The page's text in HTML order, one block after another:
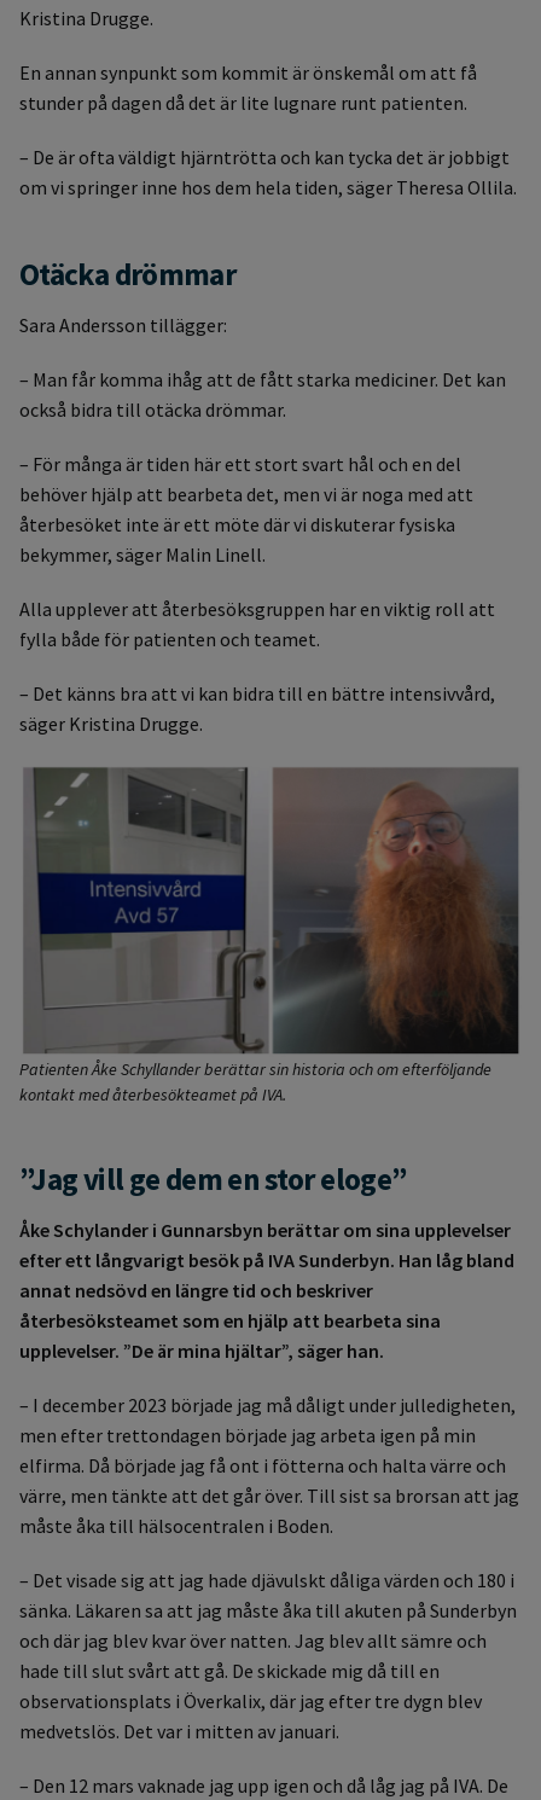
Kristina Drugge.
En annan synpunkt som kommit är önskemål om att få
stunder på dagen då det är lite lugnare runt patienten.
– De är ofta väldigt hjärntrötta och kan tycka det är jobbigt
om vi springer inne hos dem hela tiden, säger Theresa Ollila.
Otäcka drömmar
Sara Andersson tillägger:
– Man får komma ihåg att de fått starka mediciner. Det kan
också bidra till otäcka drömmar.
– För många är tiden här ett stort svart hål och en del
behöver hjälp att bearbeta det, men vi är noga med att
återbesöket inte är ett möte där vi diskuterar fysiska
bekymmer, säger Malin Linell.
Alla upplever att återbesöksgruppen har en viktig roll att
fylla både för patienten och teamet.
– Det känns bra att vi kan bidra till en bättre intensivvård,
säger Kristina Drugge.
Patienten Åke Schyllander berättar sin historia och om efterföljande
kontakt med återbesökteamet på IVA.
”Jag vill ge dem en stor eloge”
Åke Schylander i Gunnarsbyn berättar om sina upplevelser
efter ett långvarigt besök på IVA Sunderbyn. Han låg bland
annat nedsövd en längre tid och beskriver
återbesöksteamet som en hjälp att bearbeta sina
upplevelser. ”De är mina hjältar”, säger han.
– I december 2023 började jag må dåligt under julledigheten,
men efter trettondagen började jag arbeta igen på min
elfirma. Då började jag få ont i fötterna och halta värre och
värre, men tänkte att det går över. Till sist sa brorsan att jag
måste åka till hälsocentralen i Boden.
– Det visade sig att jag hade djävulskt dåliga värden och 180 i
sänka. Läkaren sa att jag måste åka till akuten på Sunderbyn
och där jag blev kvar över natten. Jag blev allt sämre och
hade till slut svårt att gå. De skickade mig då till en
observationsplats i Överkalix, där jag efter tre dygn blev
medvetslös. Det var i mitten av januari.
– Den 12 mars vaknade jag upp igen och då låg jag på IVA. De